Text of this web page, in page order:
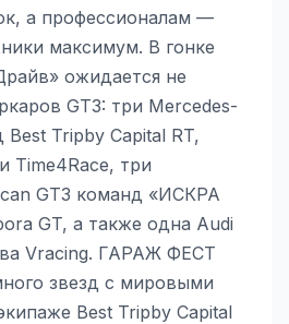
а профессионалам —
максимум. В гонке
ожидается не
GT3: три Mercedes-
Tripby Capital RT,
Time4Race, три
GT3 команд «ИСКРА
GT, а также одна Audi
Vracing. ГАРАЖ ФЕСТ
звезд с мировыми
Best Tripby Capital